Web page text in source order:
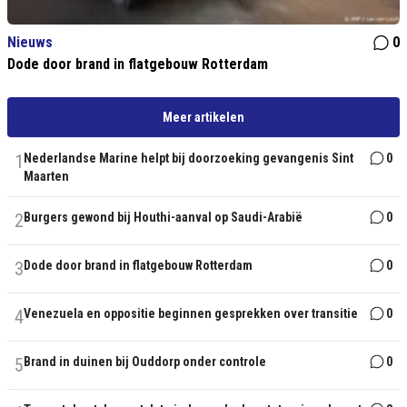
Nieuws
0
Dode door brand in flatgebouw Rotterdam
Meer artikelen
1 Nederlandse Marine helpt bij doorzoeking gevangenis Sint
Maarten
0
2 Burgers gewond bij Houthi-aanval op Saudi-Arabië 0
3 Dode door brand in flatgebouw Rotterdam 0
4Venezuela en oppositie beginnen gesprekken over transitie 0
5 Brand in duinen bij Ouddorp onder controle 0